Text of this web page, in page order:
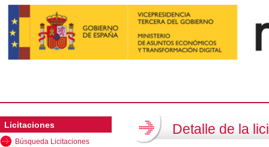
Licitaciones
Búsqueda Licitaciones
Detalle de la